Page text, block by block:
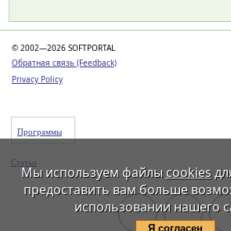
© 2002—2026 SOFTPORTAL
Обратная связь (Feedback)
Privacy Policy
Программы
Статьи
Мы используем файлы cookies
предоставить вам больше
использовании нашего